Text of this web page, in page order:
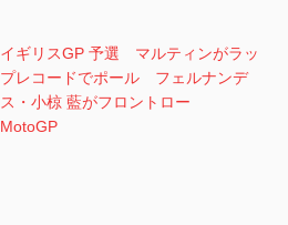
イギリスGP 予選 マルティンがラッ
プレコードでポール フェルナンデ
ス・小椋 藍がフロントロー
MotoGP